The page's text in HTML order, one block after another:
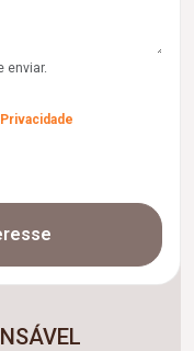
enviar.
Privacidade